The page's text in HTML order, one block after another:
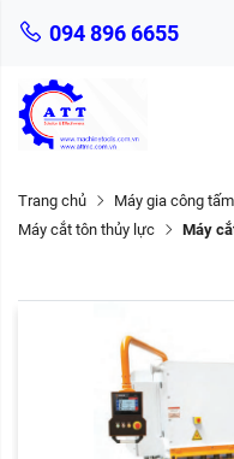
094 896 6655
Trang chủ Máy gia công tấm
Máy cắt tôn thủy lực
Máy